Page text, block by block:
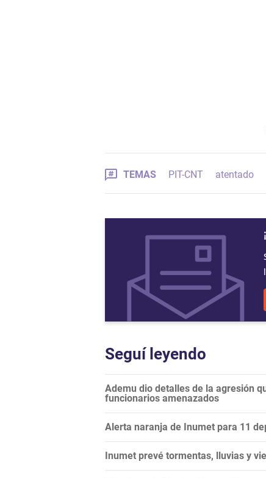
TEMAS PIT-CNT atentado
Seguí leyendo
Ademu dio detalles de la agresión
funcionarios amenazados
Alerta naranja de Inumet para 11
Inumet prevé tormentas, lluvias y